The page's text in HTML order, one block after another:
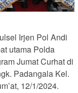
Irjen Pol Andi
utama Polda
Jumat Curhat di
Padangala Kel.
12/1/2024.